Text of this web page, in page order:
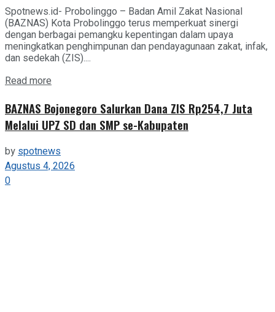
Spotnews.id- Probolinggo – Badan Amil Zakat Nasional
(BAZNAS) Kota Probolinggo terus memperkuat sinergi
dengan berbagai pemangku kepentingan dalam upaya
meningkatkan penghimpunan dan pendayagunaan zakat, infak,
dan sedekah (ZIS)....
Read more
BAZNAS Bojonegoro Salurkan Dana ZIS Rp254,7 Juta
Melalui UPZ SD dan SMP se-Kabupaten
byspotnews
Agustus 4, 2026
0